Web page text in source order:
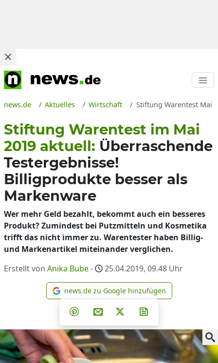
news.de Aktuelles Wirtschaft Stiftung Warentest Mai
Stiftung Warentest im Mai
2019 aktuell: Überraschende
Testergebnisse!
Billigprodukte besser als
Markenware
Wer mehr Geld bezahlt, bekommt auch ein besseres
Produkt? Zumindest bei Putzmitteln und Kosmetika
trifft das nicht immer zu. Warentester haben Billig-
und Markenartikel miteinander verglichen.
Erstellt von Anika Bube- 25.04.2019, 09.48 Uhr
news.de zu Google
news.de zu Google hinzufügen
Teilen auf Facebook
Teilen auf Whatsapp
Teilen auf Telegram
Teilen auf Pinterest
Per E-Mail teilen
Post auf X